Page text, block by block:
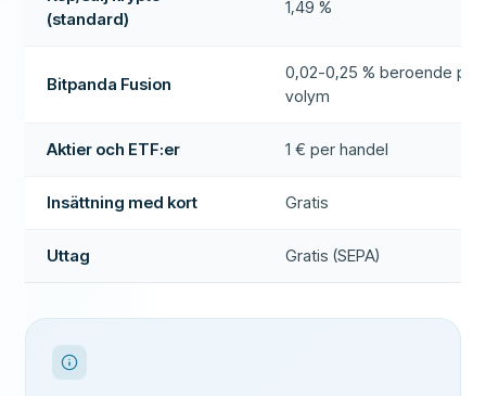
(standard)
1,49 %
Bitpanda Fusion
0,02-0,25 % beroende på
volym
Aktier och ETF:er 1 € per handel
Insättning med kort Gratis
Uttag Gratis (SEPA)